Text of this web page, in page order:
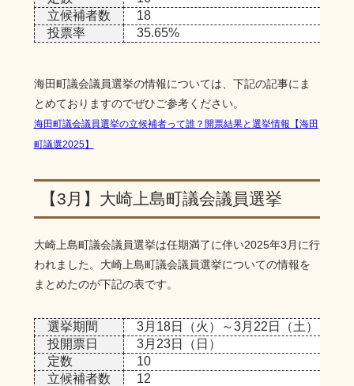
立候補者数
18
投票率
35.65%
海田町議会議員選挙の情報については、下記の記事にま
とめておりますのでぜひご参考ください。
海田町議会議員選挙の立候補者って誰？開票結果と選挙情報【海田
町議選2025】
【3月】大崎上島町議会議員選挙
大崎上島町議会議員選挙は任期満了に伴い2025年3月に行
われました。大崎上島町議会議員選挙についての情報を
まとめたのが下記の表です。
選挙期間
3月18日（火）～3月22日（土）
投開票日
3月23日（日）
定数
10
立候補者数
12